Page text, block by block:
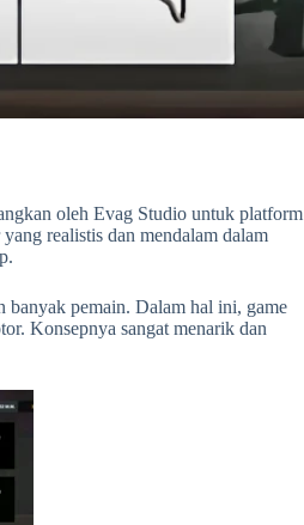
oleh Evag Studio untuk platform
realistis dan mendalam dalam
banyak pemain. Dalam hal ini, game
Konsepnya sangat menarik dan